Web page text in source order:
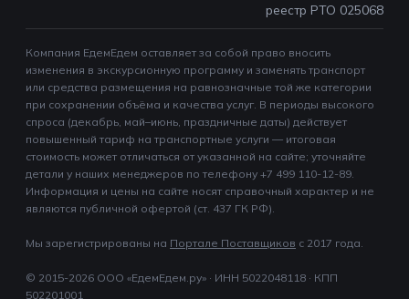
реестр РТО 025068
Компания ЕдемЕдем оставляет за собой право вносить
изменения в экскурсионную программу и заменять транспорт
или средства размещения на равнозначные той же категории
при сохранении объёма и качества услуг. В периоды высокого
спроса (декабрь, май–июнь, праздничные даты) действует
повышенный тариф на транспортные услуги — итоговая
стоимость может отличаться от указанной на сайте; уточняйте
детали у наших менеджеров по телефону +7 499 110-12-89.
Информация и цены на сайте носят справочный характер и не
являются публичной офертой (ст. 437 ГК РФ).
Мы зарегистрированы на Портале Поставщиков c 2017 года.
© 2015-2026 ООО «ЕдемЕдем.ру» · ИНН 5022048118 · КПП
502201001